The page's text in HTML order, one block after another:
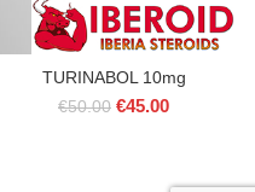
TURINABOL 10mg
€50.00 Il
€45.00Il